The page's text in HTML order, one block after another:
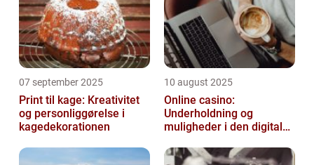
07 september 2025
Print til kage: Kreativitet
og personliggørelse i
kagedekorationen
10 august 2025
Online casino:
Underholdning og
muligheder i den digitale